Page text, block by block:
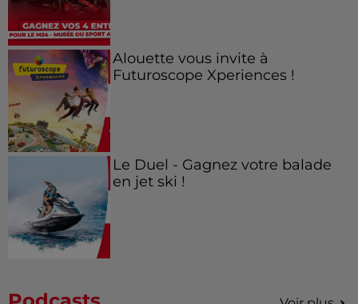
Alouette vous invite à
Futuroscope Xperiences !
Le Duel - Gagnez votre balade
en jet ski !